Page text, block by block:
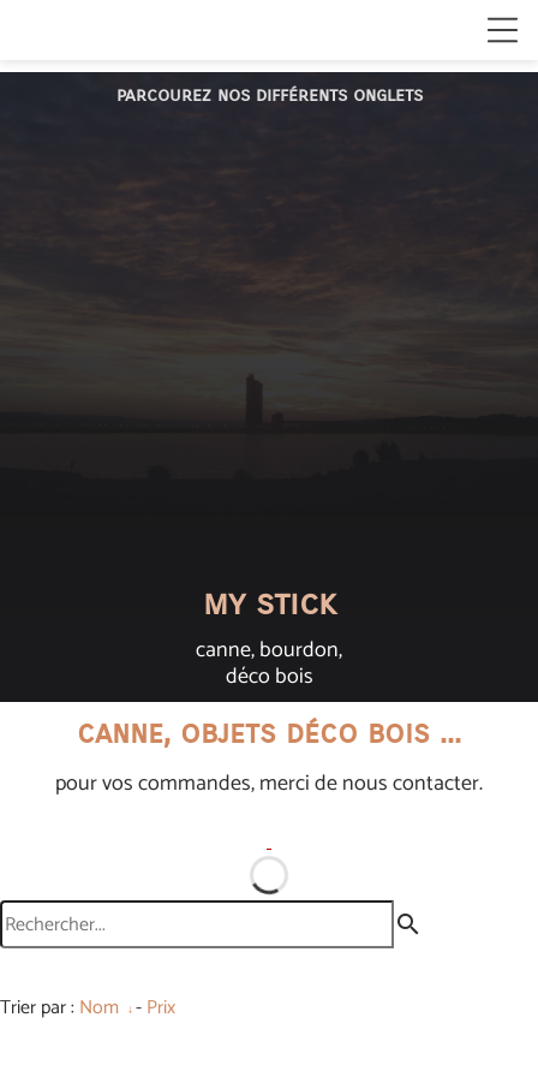
parcourez nos différents onglets
my stick
canne, bourdon,
déco bois
canne, objets déco bois ...
pour vos commandes, merci de nous contacter.
search
Trier par : Nom -Prix